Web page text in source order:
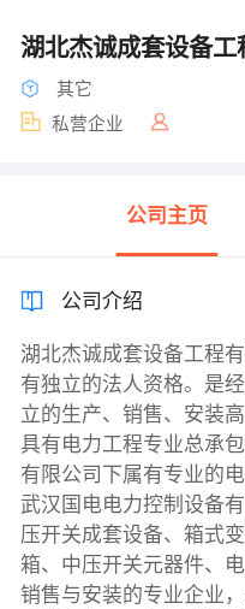
湖北杰诚成套设备工
其它
私营企业
公司主页
公司介绍
湖北杰诚成套设备工程
有独立的法人资格。是
立的生产、销售、安装
具有电力工程专业总承
有限公司下属有专业的
武汉国电电力控制设备
压开关成套设备、箱式
箱、中压开关元器件、
销售与安装的专业企业